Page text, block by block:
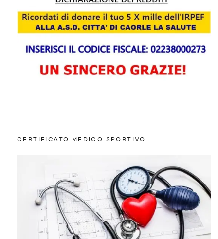
CERTIFICATO MEDICO SPORTIVO